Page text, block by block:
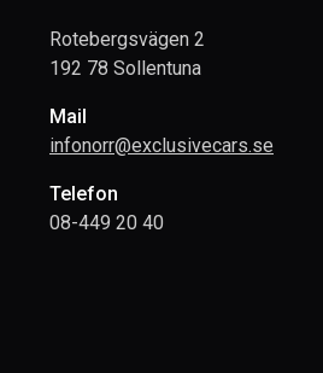
Rotebergsvägen 2
192 78 Sollentuna
Mail
infonorr@exclusivecars.se
Telefon
08-449 20 40